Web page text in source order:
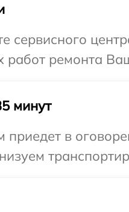
сервисного
ремонта
минут
в